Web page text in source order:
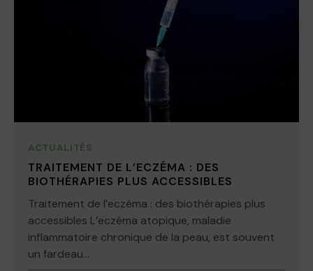
ACTUALITÉS
TRAITEMENT DE L’ECZÉMA : DES
BIOTHÉRAPIES PLUS ACCESSIBLES
Traitement de l’eczéma : des biothérapies plus
accessibles L’eczéma atopique, maladie
inflammatoire chronique de la peau, est souvent
un fardeau...